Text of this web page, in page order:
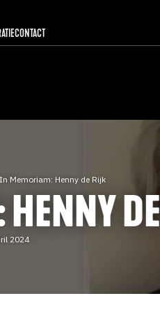
CONTACT
In Memoriam: Henny de Rijk
2024